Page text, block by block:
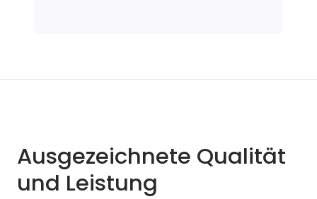
Ausgezeichnete Qualität
und Leistung